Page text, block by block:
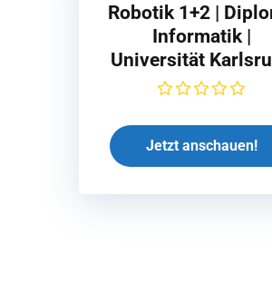
Robotik 1+2 |
Informatik |
Universität
Jetzt anschauen!